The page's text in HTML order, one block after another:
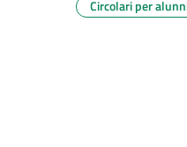
Circolari per